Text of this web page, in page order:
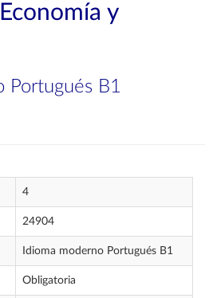
y
Portugués B1
4
24904
Idioma moderno Portugués B1
Obligatoria